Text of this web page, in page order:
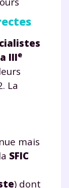
IIIe
La
mais
SFIC
) dont